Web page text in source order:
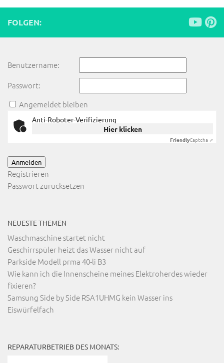
FOLGEN:
Benutzername:
Passwort:
Angemeldet bleiben
Anti-Roboter-Verifizierung
Hier klicken
FriendlyCaptcha ⇗
Anmelden
Registrieren
Passwort zurücksetzen
NEUESTE THEMEN
Waschmaschine startet nicht
Geschirrspüler heizt das Wasser nicht auf
Parkside Modell prma 40-li B3
Wie kann ich die Innenscheine meines Elektroherdes wieder
fixieren?
Samsung Side by Side RSA1UHMG kein Wasser ins
Eiswürfelfach
REPARATURBETRIEB DES MONATS: